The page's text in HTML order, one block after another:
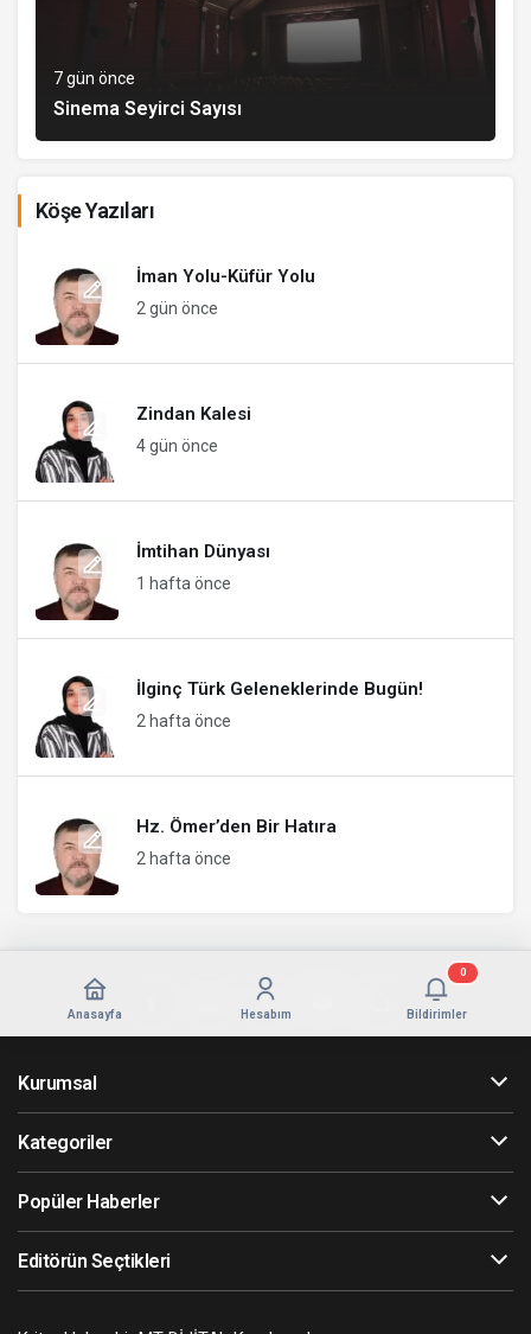
7 gün önce
Sinema Seyirci Sayısı
Köşe Yazıları
İman Yolu-Küfür Yolu
2 gün önce
Zindan Kalesi
4 gün önce
İmtihan Dünyası
1 hafta önce
İlginç Türk Geleneklerinde Bugün!
2 hafta önce
Hz. Ömer’den Bir Hatıra
2 hafta önce
Anasayfa Hesabım Bildirimler
0
Kurumsal
Kategoriler
Popüler Haberler
Editörün Seçtikleri